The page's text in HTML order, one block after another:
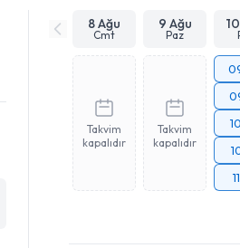
8 Ağu
Cmt
9 Ağu
Paz
Takvim
kapalıdır
Takvim
kapalıdır